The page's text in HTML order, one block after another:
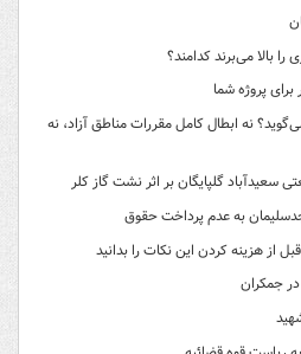
بالا می‌برند کدامند؟
پروژه شما
نه ابطال کامل مقررات مناطق آزاد، نه
به عدم پرداخت حقوق
از هزینه کردن این نکات را بدانید
جمکران